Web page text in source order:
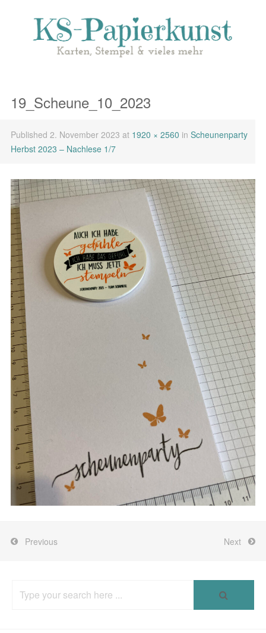
19_Scheune_10_2023
Published 2. November 2023 at 1920 × 2560 in Scheunenparty
Herbst 2023 – Nachlese 1/7
Previous Next
for: